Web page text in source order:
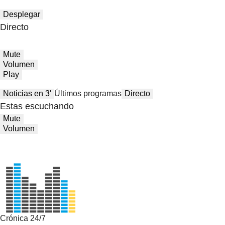
Desplegar
Directo
Mute
Volumen
Play
Noticias en 3′ Últimos programas Directo
Estas escuchando
Mute
Volumen
Crónica 24/7